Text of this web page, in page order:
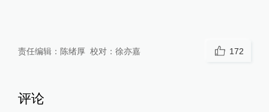
责任编辑： 陈绪厚 校对： 徐亦嘉 172
评论